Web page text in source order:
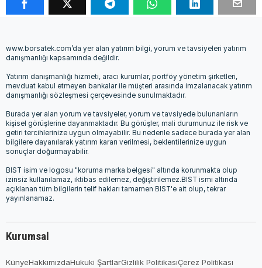
www.borsatek.com’da yer alan yatırım bilgi, yorum ve tavsiyeleri yatırım
danışmanlığı kapsamında değildir.
Yatırım danışmanlığı hizmeti, aracı kurumlar, portföy yönetim şirketleri,
mevduat kabul etmeyen bankalar ile müşteri arasında imzalanacak yatırım
danışmanlığı sözleşmesi çerçevesinde sunulmaktadır.
Burada yer alan yorum ve tavsiyeler, yorum ve tavsiyede bulunanların
kişisel görüşlerine dayanmaktadır. Bu görüşler, mali durumunuz ile risk ve
getiri tercihlerinize uygun olmayabilir. Bu nedenle sadece burada yer alan
bilgilere dayanılarak yatırım kararı verilmesi, beklentilerinize uygun
sonuçlar doğurmayabilir.
BIST isim ve logosu "koruma marka belgesi" altında korunmakta olup
izinsiz kullanılamaz, iktibas edilemez, değiştirilemez.BIST ismi altında
açıklanan tüm bilgilerin telif hakları tamamen BIST'e ait olup, tekrar
yayınlanamaz.
Kurumsal
KünyeHakkımızdaHukuki ŞartlarGizlilik PolitikasıÇerez Politikası